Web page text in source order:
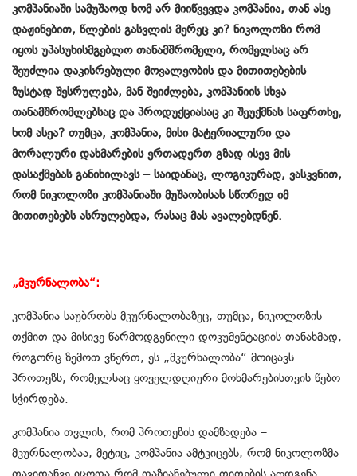
კომპანიაში სამუშაოდ ხომ არ მიიწვევდა კომპანია, თან ასე
დაჟინებით, წლების გასვლის მერეც კი? ნიკოლოზი რომ
იყოს უპასუხისმგებლო თანამშრომელი, რომელსაც არ
შეუძლია დაკისრებული მოვალეობის და მითითებების
ზუსტად შესრულება, მან შეიძლება, კომპანიის სხვა
თანამშრომლებსაც და პროდუქციასაც კი შეუქმნას საფრთხე,
ხომ ასეა? თუმცა, კომპანია, მისი მატერიალური და
მორალური დახმარების ერთადერთ გზად ისევ მის
დასაქმებას განიხილავს – საიდანაც, ლოგიკურად, ვასკვნით,
რომ ნიკოლოზი კომპანიაში მუშაობისას სწორედ იმ
მითითებებს ასრულებდა, რასაც მას ავალებდნენ.
„მკურნალობა“:
კომპანია საუბრობს მკურნალობაზეც, თუმცა, ნიკოლოზის
თქმით და მისივე წარმოდგენილი დოკუმენტაციის თანახმად,
როგორც ზემოთ ვწერთ, ეს „მკურნალობა“ მოიცავს
პროთეზს, რომელსაც ყოველდღიური მოხმარებისთვის წებო
სჭირდება.
კომპანია თვლის, რომ პროთეზის დამზადება –
მკურნალობაა, მეტიც, კომპანია ამტკიცებს, რომ ნიკოლოზმა